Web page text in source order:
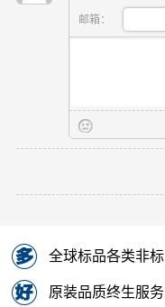
邮箱：
全球标品各类非标
原装品质终生服务